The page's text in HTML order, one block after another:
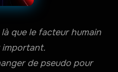
que le facteur humain
important.
de pseudo pour